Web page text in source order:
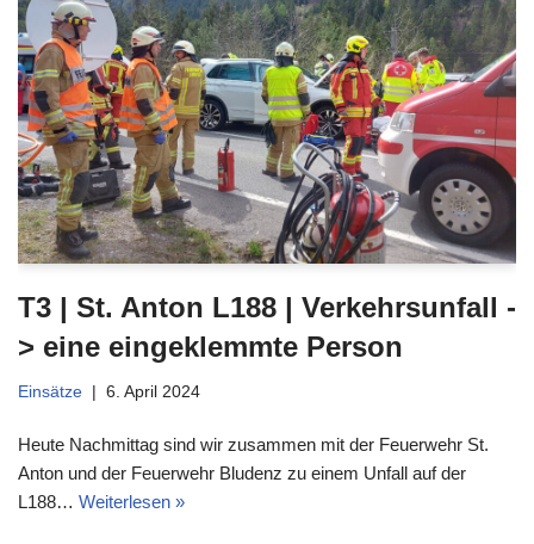
T3 | St. Anton L188 | Verkehrsunfall -
> eine eingeklemmte Person
Einsätze 6. April 2024
Heute Nachmittag sind wir zusammen mit der Feuerwehr St.
Anton und der Feuerwehr Bludenz zu einem Unfall auf der
L188… Weiterlesen »